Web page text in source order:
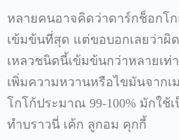
หลายคนอาจคิดว่าดาร์กช็อกโ
เข้มข้นที่สุด แต่ขอบอกเลยว่าผิด
เหลวชนิดนี้เข้มข้นกว่าหลายเท่า
เพิ่มความหวานหรือไขมันจากเ
โกโก้ประมาณ 99-100% มักใช้
ทำบราวนี่ เค้ก ลูกอม คุกกี้